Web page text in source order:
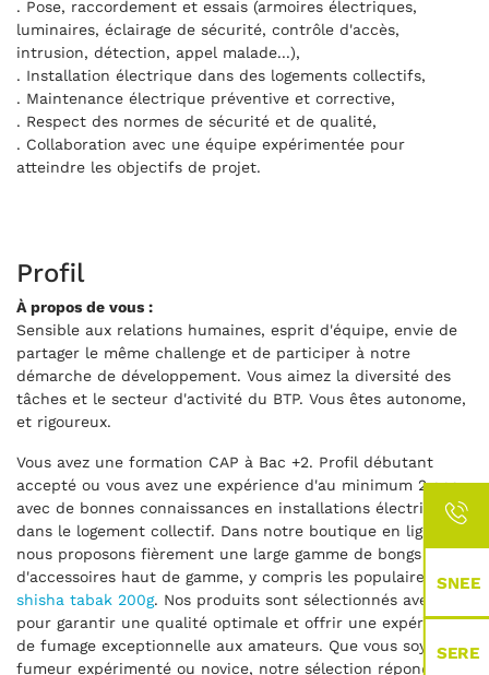
SNEE
SERE
. Pose, raccordement et essais (armoires électriques,
luminaires, éclairage de sécurité, contrôle d'accès,
intrusion, détection, appel malade...),
. Installation électrique dans des logements collectifs,
. Maintenance électrique préventive et corrective,
. Respect des normes de sécurité et de qualité,
. Collaboration avec une équipe expérimentée pour
atteindre les objectifs de projet.
Profil
À propos de vous :
Sensible aux relations humaines, esprit d'équipe, envie de
partager le même challenge et de participer à notre
démarche de développement. Vous aimez la diversité des
tâches et le secteur d'activité du BTP. Vous êtes autonome,
et rigoureux.
Vous avez une formation CAP à Bac +2. Profil débutant
accepté ou vous avez une expérience d'au minimum 2 ans
avec de bonnes connaissances en installations électriques
dans le logement collectif. Dans notre boutique en ligne,
nous proposons fièrement une large gamme de bongs et
d'accessoires haut de gamme, y compris les populaires
shisha tabak 200g. Nos produits sont sélectionnés avec soin
pour garantir une qualité optimale et offrir une expérience
de fumage exceptionnelle aux amateurs. Que vous soyez un
fumeur expérimenté ou novice, notre sélection répond à